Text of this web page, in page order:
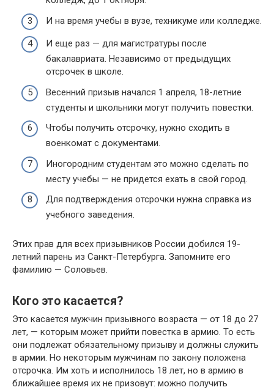
И на время учебы в вузе, техникуме или колледже.
И еще раз — для магистратуры после
бакалавриата. Независимо от предыдущих
отсрочек в школе.
Весенний призыв начался 1 апреля, 18-летние
студенты и школьники могут получить повестки.
Чтобы получить отсрочку, нужно сходить в
военкомат с документами.
Иногородним студентам это можно сделать по
месту учебы — не придется ехать в свой город.
Для подтверждения отсрочки нужна справка из
учебного заведения.
Этих прав для всех призывников России добился 19-
летний парень из Санкт-Петербурга. Запомните его
фамилию — Соловьев.
Кого это касается?
Это касается мужчин призывного возраста — от 18 до 27
лет, — которым может прийти повестка в армию. То есть
они подлежат обязательному призыву и должны служить
в армии. Но некоторым мужчинам по закону положена
отсрочка. Им хоть и исполнилось 18 лет, но в армию в
ближайшее время их не призовут: можно получить